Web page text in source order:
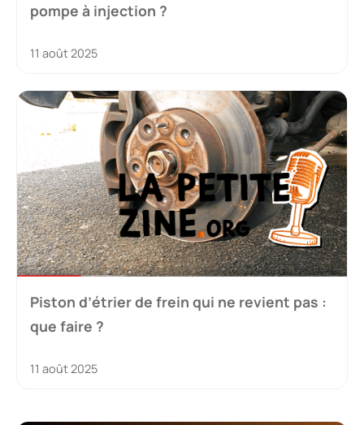
pompe à injection ?
11 août 2025
Piston d’étrier de frein qui ne revient pas :
que faire ?
11 août 2025